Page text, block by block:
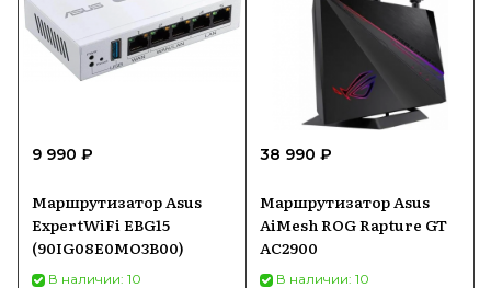
9 990 ₽
Маршрутизатор Asus
ExpertWiFi EBG15
(90IG08E0MO3B00)
В наличии: 10
38 990 ₽
Маршрутизатор Asus
AiMesh ROG Rapture GT
AC2900
В наличии: 10